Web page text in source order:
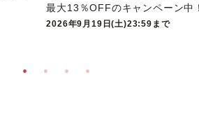
最大13％OFFのキャンペーン中！
2026年9月19日(土)23:59まで